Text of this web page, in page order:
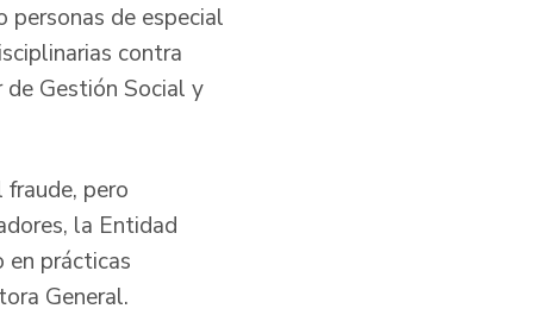
personas de especial
contra
de Gestión Social y
pero
la Entidad
en prácticas
General.